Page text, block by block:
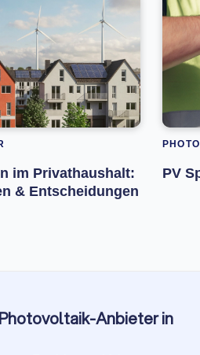
im Privathaushalt:
& Entscheidungen
PV
Anbieter in